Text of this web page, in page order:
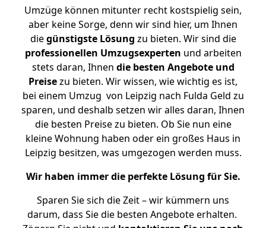
Umzüge können mitunter recht kostspielig sein,
aber keine Sorge, denn wir sind hier, um Ihnen
diegünstigste Lösung zu bieten. Wir sind die
professionellen Umzugsexperten und arbeiten
stets daran, Ihnen die besten Angebote und
Preisezu bieten. Wir wissen, wie wichtig es ist,
bei einem Umzug von Leipzig nach Fulda Geld zu
sparen, und deshalb setzen wir alles daran, Ihnen
die besten Preise zu bieten. Ob Sie nun eine
kleine Wohnung haben oder ein großes Haus in
Leipzig besitzen, was umgezogen werden muss.
Wir haben immer die perfekte Lösung für Sie.
Sparen Sie sich die Zeit – wir kümmern uns
darum, dass Sie die besten Angebote erhalten.